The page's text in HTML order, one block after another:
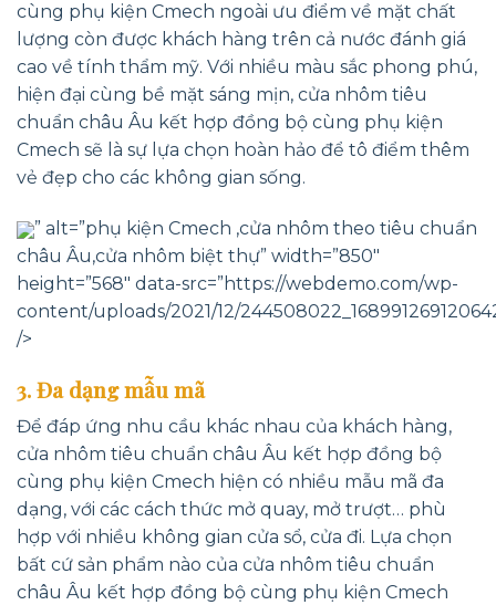
cùng phụ kiện Cmech ngoài ưu điểm về mặt chất
lượng còn được khách hàng trên cả nước đánh giá
cao về tính thẩm mỹ. Với nhiều màu sắc phong phú,
hiện đại cùng bề mặt sáng mịn, cửa nhôm tiêu
chuẩn châu Âu kết hợp đồng bộ cùng phụ kiện
Cmech sẽ là sự lựa chọn hoàn hảo để tô điểm thêm
vẻ đẹp cho các không gian sống.
” alt=”phụ kiện Cmech ,cửa nhôm theo tiêu chuẩn
châu Âu,cửa nhôm biệt thự” width=”850″
height=”568″ data-src=”https://webdemo.com/wp-
content/uploads/2021/12/
/>
3. Đa dạng mẫu mã
Để đáp ứng nhu cầu khác nhau của khách hàng,
cửa nhôm tiêu chuẩn châu Âu kết hợp đồng bộ
cùng phụ kiện Cmech hiện có nhiều mẫu mã đa
dạng, với các cách thức mở quay, mở trượt… phù
hợp với nhiều không gian cửa sổ, cửa đi. Lựa chọn
bất cứ sản phẩm nào của cửa nhôm tiêu chuẩn
châu Âu kết hợp đồng bộ cùng phụ kiện Cmech